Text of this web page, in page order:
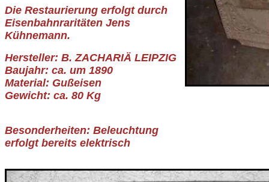
Die Restaurierung erfolgt durch
Eisenbahnraritäten Jens
Kühnemann.
Hersteller: B. ZACHARIÄ LEIPZIG
Baujahr: ca. um 1890
Material: Gußeisen
Gewicht: ca. 80 Kg
Besonderheiten: Beleuchtung
erfolgt bereits elektrisch